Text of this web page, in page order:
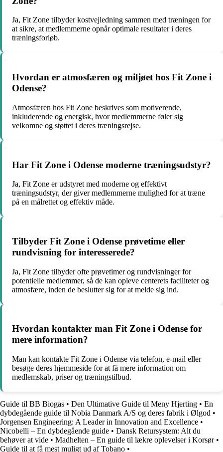
Ja, Fit Zone tilbyder kostvejledning sammen med træningen for
at sikre, at medlemmerne opnår optimale resultater i deres
træningsforløb.
Hvordan er atmosfæren og miljøet hos Fit Zone i
Odense?
Atmosfæren hos Fit Zone beskrives som motiverende,
inkluderende og energisk, hvor medlemmerne føler sig
velkomne og støttet i deres træningsrejse.
Har Fit Zone i Odense moderne træningsudstyr?
Ja, Fit Zone er udstyret med moderne og effektivt
træningsudstyr, der giver medlemmerne mulighed for at træne
på en målrettet og effektiv måde.
Tilbyder Fit Zone i Odense prøvetime eller
rundvisning for interesserede?
Ja, Fit Zone tilbyder ofte prøvetimer og rundvisninger for
potentielle medlemmer, så de kan opleve centerets faciliteter og
atmosfære, inden de beslutter sig for at melde sig ind.
Hvordan kontakter man Fit Zone i Odense for
mere information?
Man kan kontakte Fit Zone i Odense via telefon, e-mail eller
besøge deres hjemmeside for at få mere information om
medlemskab, priser og træningstilbud.
Guide til BB Biogas • Den Ultimative Guide til Meny Hjerting • En
dybdegående guide til Nobia Danmark A/S og deres fabrik i Ølgod •
Jorgensen Engineering: A Leader in Innovation and Excellence •
Nicobelli – En dybdegående guide • Dansk Retursystem: Alt du
behøver at vide • Madhelten – En guide til lækre oplevelser i Korsør•
Guide til at få mest muligt ud af Tobano •